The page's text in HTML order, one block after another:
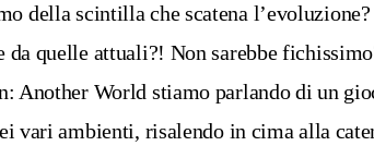
della scintilla che scatena
da quelle attuali?! Non sarebbe
Another World stiamo parlando di un
vari ambienti, risalendo in cima alla